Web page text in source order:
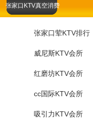
张家口KTV真空消费
张家口荤KTV排行
威尼斯KTV会所
红磨坊KTV会所
cc国际KTV会所
吸引力KTV会所